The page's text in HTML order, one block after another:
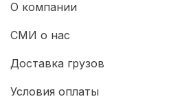
О компании
СМИ о нас
Доставка грузов
Условия оплаты